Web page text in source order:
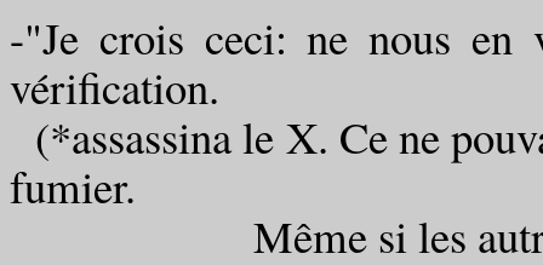
-"Je crois ceci: ne nous en
vérification.
(*assassina le X. Ce ne
fumier.
Même si les